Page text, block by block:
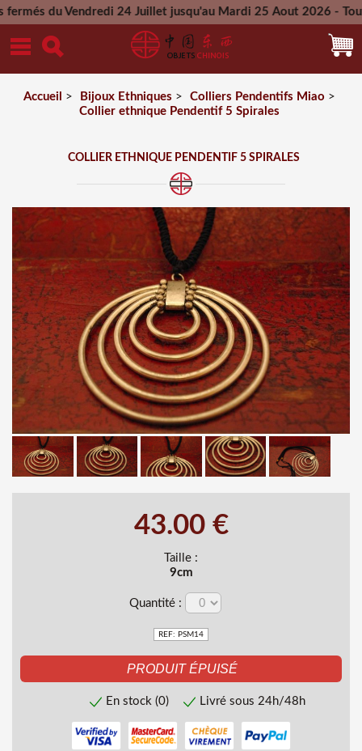
du Vendredi 24 Juillet jusqu'au Mardi 25 Aout 2026 - Toutes
Mercredi 26 Aout 2026
Accueil > Bijoux Ethniques > Colliers Pendentifs Miao >
Collier ethnique Pendentif 5 Spirales
COLLIER ETHNIQUE PENDENTIF 5 SPIRALES
43.00 €
Taille :
9cm
Quantité :
REF: PSM14
En stock (0) Livré sous 24h/48h